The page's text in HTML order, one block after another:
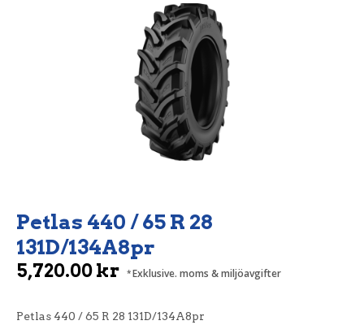
Petlas 440 / 65 R 28
131D/134A8pr
5,720.00kr Exklusive. moms & miljöavgifter
Petlas 440 / 65 R 28 131D/134A8pr